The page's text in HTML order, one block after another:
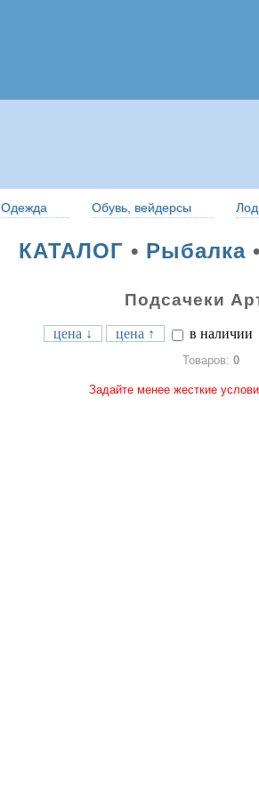
Одежда Обувь, вейдерсы
КАТАЛОГ • Рыбалка•
Подсачеки
цена ↓ цена ↑ в наличии
Товаров: 0
Задайте менее жесткие